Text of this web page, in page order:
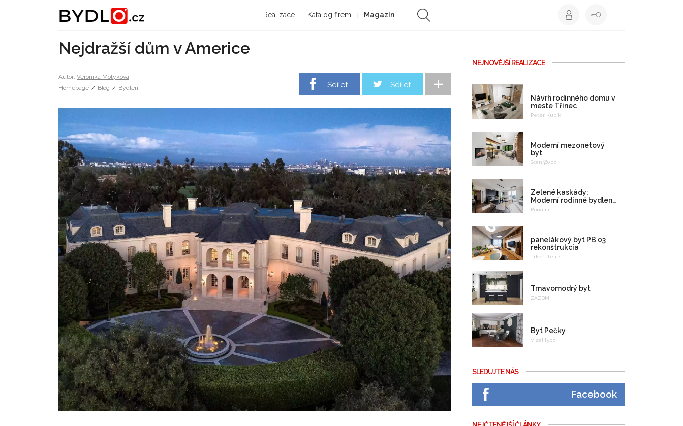
Realizace Katalog firem Magazín
Nejdražší dům v Americe
Autor: Veronika Motyková
Homepage / Blog / Bydlení Sdílet Sdílet +
NEJNOVĚJŠÍ REALIZACE
Návrh rodinného domu v
meste Třinec
Peter Kubík
Moderní mezonetový
byt
Scan360.cz
Zelené kaskády:
Moderní rodinné bydlení
na celý život
Bonami
panelákový byt PB 03
rekonštrukcia
arkonatelier
Tmavomodrý byt
ZAZDMI
Byt Pečky
Vizality.cz
SLEDUJTE NÁS
Facebook